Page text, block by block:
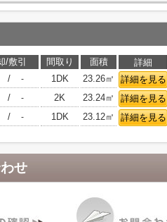
/敷引 間取り 面積 詳細
/ - 1DK 23.26㎡ 詳細を見る
/ - 2K 23.24㎡ 詳細を見る
/ - 1DK 23.12㎡ 詳細を見る
せ